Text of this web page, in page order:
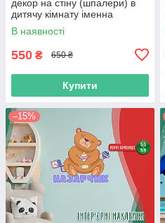
декор на стіну (шпалери) в
дитячу кімнату іменна
"Африка" з Оракалу
В наявності
550 ₴ 650 ₴
Купити
–15%